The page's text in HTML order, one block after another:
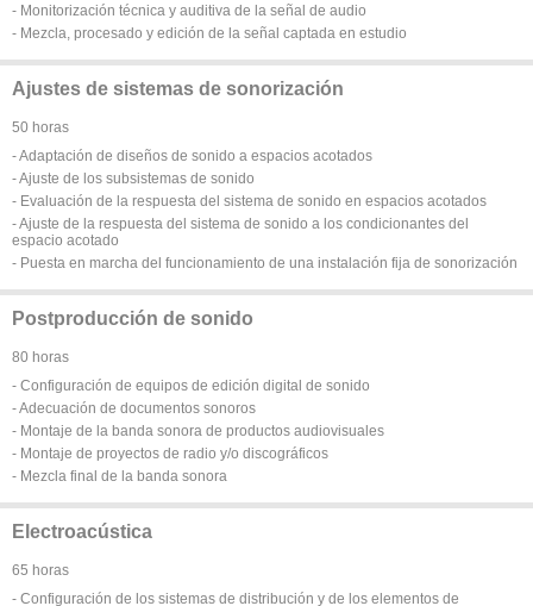
- Monitorización técnica y auditiva de la señal de audio
- Mezcla, procesado y edición de la señal captada en estudio
Ajustes de sistemas de sonorización
50 horas
- Adaptación de diseños de sonido a espacios acotados
- Ajuste de los subsistemas de sonido
- Evaluación de la respuesta del sistema de sonido en espacios acotados
- Ajuste de la respuesta del sistema de sonido a los condicionantes del
espacio acotado
- Puesta en marcha del funcionamiento de una instalación fija de sonorización
Postproducción de sonido
80 horas
- Configuración de equipos de edición digital de sonido
- Adecuación de documentos sonoros
- Montaje de la banda sonora de productos audiovisuales
- Montaje de proyectos de radio y/o discográficos
- Mezcla final de la banda sonora
Electroacústica
65 horas
- Configuración de los sistemas de distribución y de los elementos de